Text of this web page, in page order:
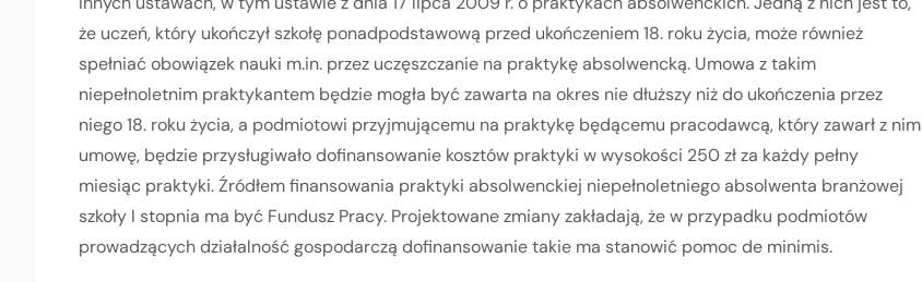
że uczeń, który ukończył szkołę ponadpodstawową przed ukończeniem 18. roku życia, może również
spełniać obowiązek nauki m.in. przez uczęszczanie na praktykę absolwencką. Umowa z takim
niepełnoletnim praktykantem będzie mogła być zawarta na okres nie dłuższy niż do ukończenia przez
niego 18. roku życia, a podmiotowi przyjmującemu na praktykę będącemu pracodawcą, który zawarł z nim
umowę, będzie przysługiwało dofinansowanie kosztów praktyki w wysokości 250 zł za każdy pełny
miesiąc praktyki. Źródłem finansowania praktyki absolwenckiej niepełnoletniego absolwenta branżowej
szkoły I stopnia ma być Fundusz Pracy. Projektowane zmiany zakładają, że w przypadku podmiotów
prowadzących działalność gospodarczą dofinansowanie takie ma stanowić pomoc de minimis.